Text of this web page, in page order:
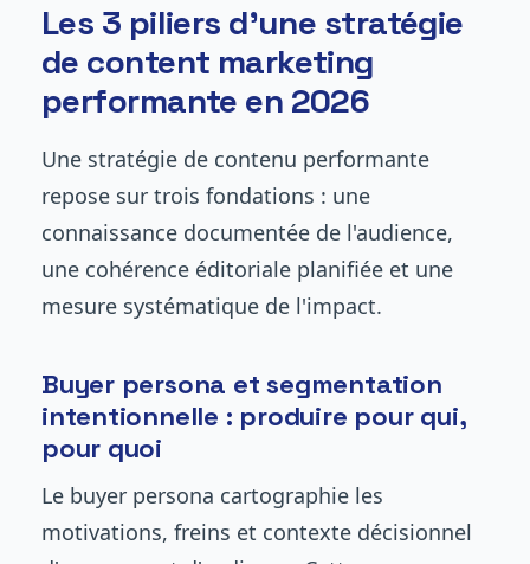
Les 3 piliers d'une stratégie
de content marketing
performante en 2026
Une stratégie de contenu performante
repose sur trois fondations : une
connaissance documentée de l'audience,
une cohérence éditoriale planifiée et une
mesure systématique de l'impact.
Buyer persona et segmentation
intentionnelle : produire pour qui,
pour quoi
Le buyer persona cartographie les
motivations, freins et contexte décisionnel